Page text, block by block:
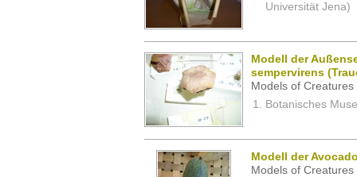
Universität Jena)
Modell der
sempervirens
Models of
Botanisches
Modell der
Models of